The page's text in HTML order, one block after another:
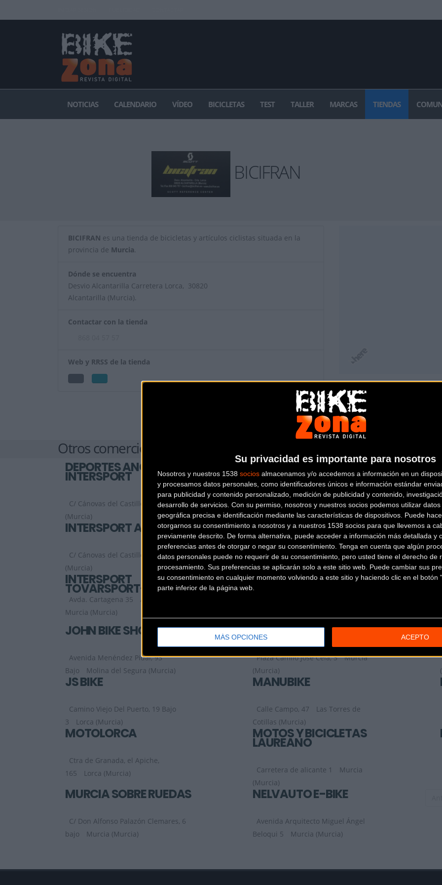
Su privacidad es importante para nosotros
Nosotros y nuestros 1538 socios almacenamos y/o accedemos a información en un
y procesamos datos personales, como identificadores únicos e información estándar
para publicidad y contenido personalizado, medición de publicidad y contenido,
desarrollo de servicios. Con su permiso, nosotros y nuestros socios podemos utilizar
geográfica precisa e identificación mediante las características de dispositivos. Puede
otorgarnos su consentimiento a nosotros y a nuestros 1538 socios para que llevemos a
previamente descrito. De forma alternativa, puede acceder a información más detallada y
preferencias antes de otorgar o negar su consentimiento. Tenga en cuenta que algún
datos personales puede no requerir de su consentimiento, pero usted tiene el derecho de
procesamiento. Sus preferencias se aplicarán solo a este sitio web. Puede cambiar sus
su consentimiento en cualquier momento volviendo a este sitio y haciendo clic en el botón
parte inferior de la página web.
MÁS OPCIONES ACEPTO
NOTICIAS CALENDARIO VÍDEO BICICLETAS TEST TALLER MARCAS TIENDAS
BICIFRAN
BICIFRAN es una tienda de bicicletas y artículos ciclistas situada en la
provincia de Murcia.
Dónde se encuentra
Desvio Alcantarilla Carretera Lorca, 30820
Alcantarilla (Murcia).
Contactar con la tienda
Web y RRSS de la tienda
¿Eres el propietario de esta tienda? Descubre cómohacerte tienda Premium para
Otros comercios
DEPORTES ANGEL
INTERSPORT
C/ Cánovas del Castillo, 91
Jumilla
(Murcia)
HISPANORACING
Av. de Antonio Fuertes, 62
Alhama
de Murcia (Murcia)
INTERSPORT ANGEL II
C/ Cánovas del Castillo 91
Jumilla
(Murcia)
INTERSPORT IMPULSO
Avda. Juan Carlos I 40
Torrepacheco
(Murcia)
INTERSPORT
TOVARSPORT-
ALHAMA DE MURCIA
Avda. Cartagena 35
Alhama de
Murcia (Murcia)
INTERSPORT
TOVARSPORT-
JOHN BIKE SHOP
Avenida Menéndez Pidal, 93
Bajo
Molina del Segura (Murcia)
JOKER CYCLES
Plaza Camilo José Cela, 3
Murcia
(Murcia)
JS BIKE
Camino Viejo Del Puerto, 19 Bajo
3
Lorca (Murcia)
MANUBIKE
Calle Campo, 47
Las Torres de
Cotillas (Murcia)
MOTOLORCA
Ctra de Granada, el Apiche,
165
Lorca (Murcia)
MOTOS Y BICICLETAS
LAUREANO
Carretera de alicante 1
Murcia
(Murcia)
MURCIA SOBRE RUEDAS
C/ Don Alfonso Palazón Clemares, 6
bajo
Murcia (Murcia)
NELVAUTO E-BIKE
Avenida Arquitecto Miguel Ángel
Beloqui 5
Murcia (Murcia)